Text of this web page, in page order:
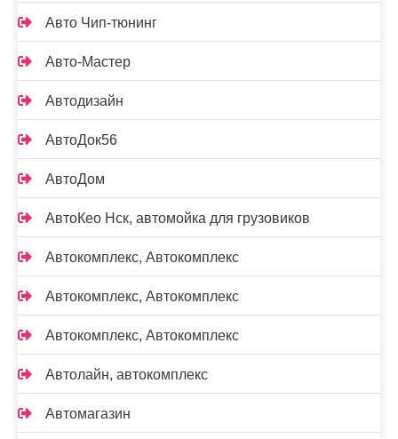
Авто Чип-тюнинг
Авто-Мастер
Автодизайн
АвтоДок56
АвтоДом
АвтоКео Нск, автомойка для грузовиков
Автокомплекс, Автокомплекс
Автокомплекс, Автокомплекс
Автокомплекс, Автокомплекс
Автолайн, автокомплекс
Автомагазин